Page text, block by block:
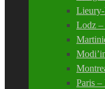
Lieury-
Lodz –
Paris –